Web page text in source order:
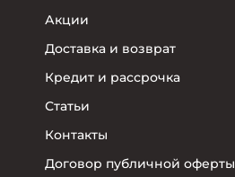
Акции
Доставка и возврат
Кредит и рассрочка
Статьи
Контакты
Договор публичной оферты